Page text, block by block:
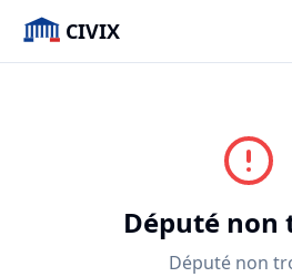
CIVIX
Député non
Député non